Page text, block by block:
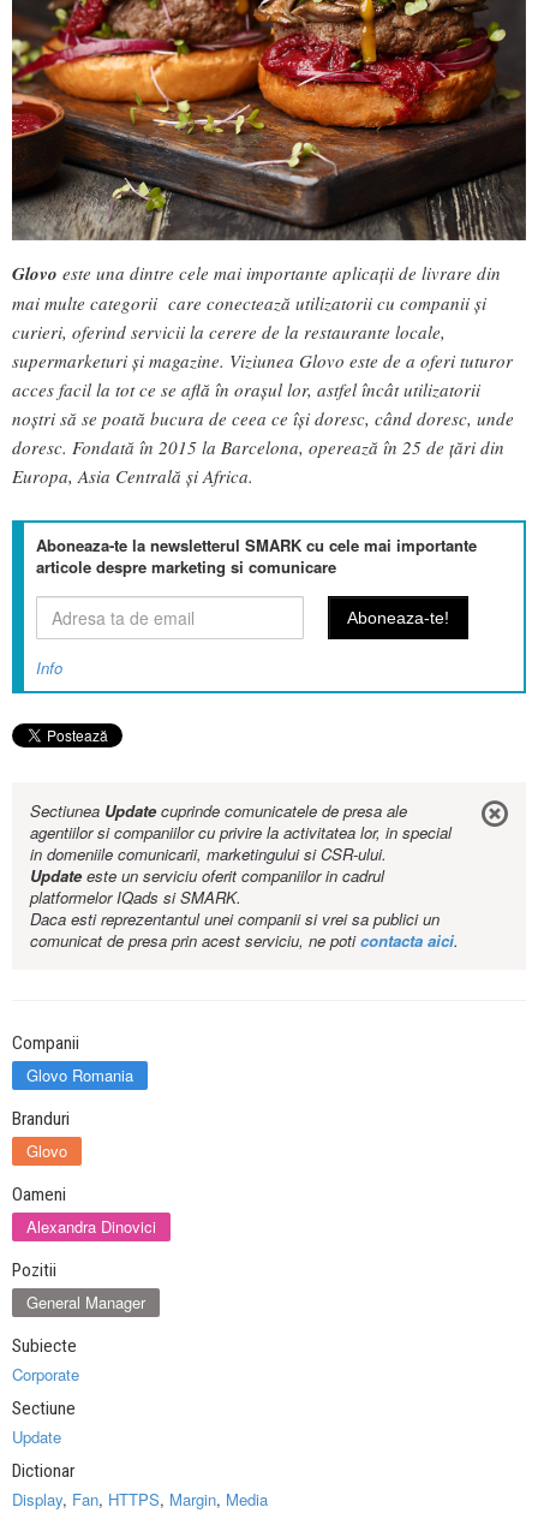
Glovo este una dintre cele mai importante aplicații de livrare din
mai multe categorii care conectează utilizatorii cu companii și
curieri, oferind servicii la cerere de la restaurante locale,
supermarketuri și magazine. Viziunea Glovo este de a oferi tuturor
acces facil la tot ce se află în orașul lor, astfel încât utilizatorii
noștri să se poată bucura de ceea ce își doresc, când doresc, unde
doresc. Fondată în 2015 la Barcelona, operează în 25 de țări din
Europa, Asia Centrală și Africa.
Aboneaza-te la newsletterul SMARK cu cele mai importante
articole despre marketing si comunicare
Info
Sectiunea Updatecuprinde comunicatele de presa ale
agentiilor si companiilor cu privire la activitatea lor, in special
in domeniile comunicarii, marketingului si CSR-ului.
Updateeste un serviciu oferit companiilor in cadrul
platformelor IQads si SMARK.
Daca esti reprezentantul unei companii si vrei sa publici un
comunicat de presa prin acest serviciu, ne poticontacta aici.
Companii
Glovo Romania
Branduri
Glovo
Oameni
Alexandra Dinovici
Pozitii
General Manager
Subiecte
Corporate
Sectiune
Update
Dictionar
Display, Fan, HTTPS, Margin, Media